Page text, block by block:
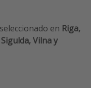
seleccionado en Riga,
Vilna y